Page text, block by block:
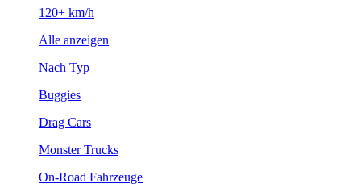
120+ km/h
Alle anzeigen
Nach Typ
Buggies
Drag Cars
Monster Trucks
On-Road Fahrzeuge